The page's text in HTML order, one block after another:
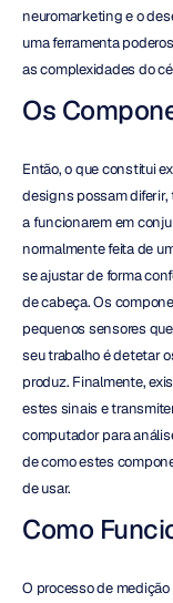
neuromarketing e o
uma ferramenta
as complexidades do
Os
Então, o que constitui
designs possam
a funcionarem em
normalmente feita de
se ajustar de forma
de cabeça. Os
pequenos sensores
seu trabalho é detetar
produz. Finalmente,
estes sinais e
computador para
de como estes
de usar.
Como
O processo de